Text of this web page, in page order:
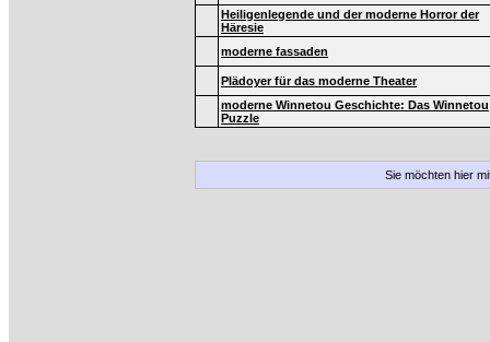
Heiligenlegende und der moderne Horror der
Häresie
moderne fassaden
Plädoyer für das moderne Theater
moderne Winnetou Geschichte: Das Winnetou
Puzzle
Sie möchten hier